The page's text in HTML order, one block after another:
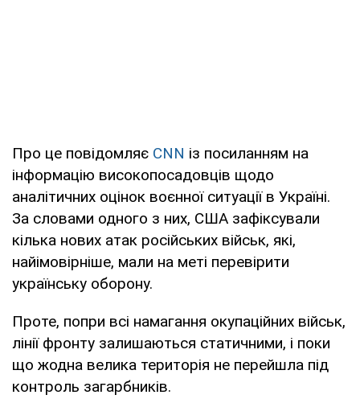
Про це повідомляє CNN із посиланням на
інформацію високопосадовців щодо
аналітичних оцінок воєнної ситуації в Україні.
За словами одного з них, США зафіксували
кілька нових атак російських військ, які,
найімовірніше, мали на меті перевірити
українську оборону.
Проте, попри всі намагання окупаційних військ,
лінії фронту залишаються статичними, і поки
що жодна велика територія не перейшла під
контроль загарбників.